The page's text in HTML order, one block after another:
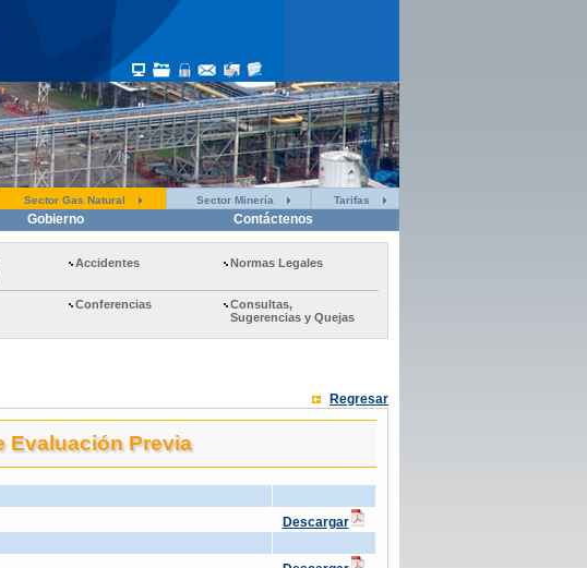
Sector Gas Natural Sector Minería Tarifas
Gobierno Contáctenos
Accidentes Normas Legales
Conferencias
Consultas,
Sugerencias y Quejas